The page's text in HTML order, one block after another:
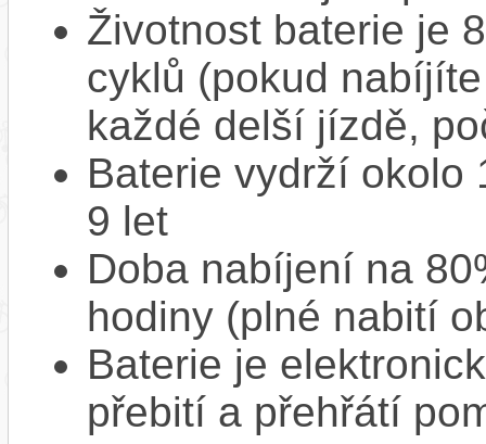
Životnost baterie je
cyklů (pokud
každé delší jízdě,
Baterie vydrží okolo
9 let
Doba nabíjení na
hodiny (plné nabití
Baterie je
přebití a přehřátí